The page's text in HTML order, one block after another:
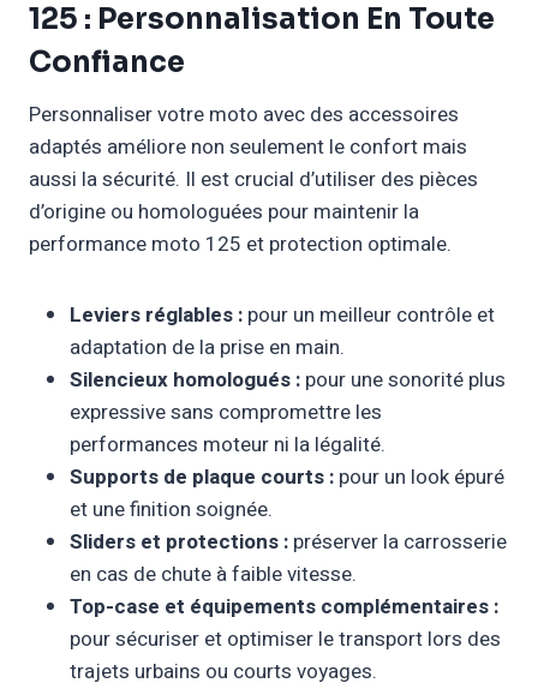
125 : Personnalisation En Toute
Confiance
Personnaliser votre moto avec des accessoires
adaptés améliore non seulement le confort mais
aussi la sécurité. Il est crucial d’utiliser des pièces
d’origine ou homologuées pour maintenir la
performance moto 125 et protection optimale.
Leviers réglables : pour un meilleur contrôle et
adaptation de la prise en main.
Silencieux homologués : pour une sonorité plus
expressive sans compromettre les
performances moteur ni la légalité.
Supports de plaque courts : pour un look épuré
et une finition soignée.
Sliders et protections : préserver la carrosserie
en cas de chute à faible vitesse.
Top-case et équipements complémentaires :
pour sécuriser et optimiser le transport lors des
trajets urbains ou courts voyages.